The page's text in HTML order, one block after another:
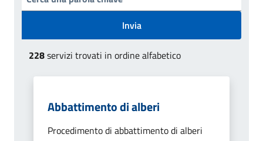
Invia
228servizi trovati in ordine alfabetico
Abbattimento di alberi
Procedimento di abbattimento di alberi